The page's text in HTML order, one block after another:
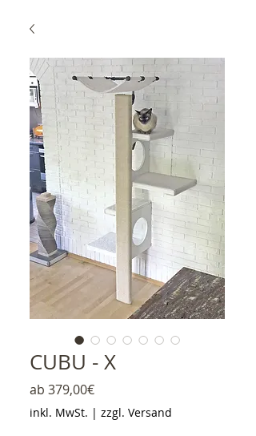
CUBU - X
ab 379,00€Sale-Preis
inkl. MwSt. | zzgl. Versand